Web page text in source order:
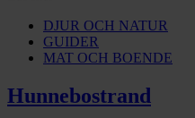
DJUR OCH NATUR
GUIDER
MAT OCH BOENDE
Hunnebostrand